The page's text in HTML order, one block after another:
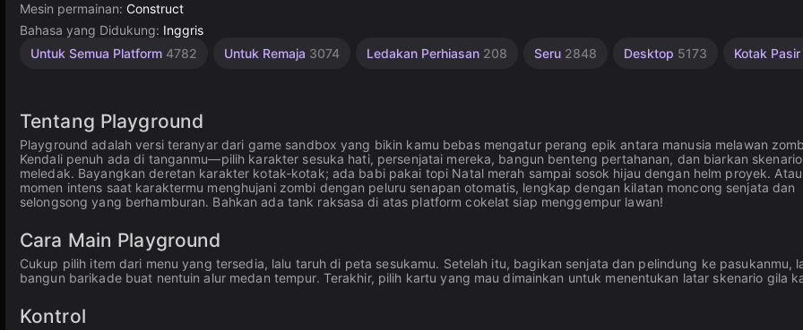
Mesin permainan: Construct
Bahasa yang Didukung: Inggris
Untuk Semua Platform 4782 Untuk Remaja 3074 Ledakan Perhiasan 208 Seru 2848 Desktop 5173 Kotak Pasir
Rekomendasi
Sederhana
Online
Konstruksi
Tentang Playground
Playground adalah versi teranyar dari game sandbox yang bikin kamu bebas mengatur perang epik antara manusia melawan
Kendali penuh ada di tanganmu—pilih karakter sesuka hati, persenjatai mereka, bangun benteng pertahanan, dan biarkan
meledak. Bayangkan deretan karakter kotak-kotak; ada babi pakai topi Natal merah sampai sosok hijau dengan helm proyek. Atau
momen intens saat karaktermu menghujani zombi dengan peluru senapan otomatis, lengkap dengan kilatan moncong senjata dan
selongsong yang berhamburan. Bahkan ada tank raksasa di atas platform cokelat siap menggempur lawan!
Cara Main Playground
Cukup pilih item dari menu yang tersedia, lalu taruh di peta sesukamu. Setelah itu, bagikan senjata dan pelindung ke pasukanmu,
bangun barikade buat nentuin alur medan tempur. Terakhir, pilih kartu yang mau dimainkan untuk menentukan latar skenario gila
Kontrol